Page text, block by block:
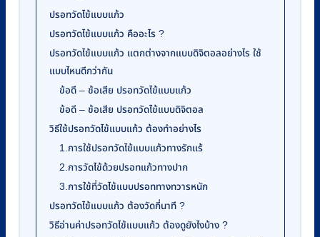
ปรอทวัดไข้แบบแก้ว
ปรอทวัดไข้แบบแก้ว คืออะไร ?
ปรอทวัดไข้แบบแก้ว แตกต่างจากแบบดิจิตอลอย่างไร ใช้
แบบไหนดีกว่ากัน
ข้อดี – ข้อเสีย ปรอทวัดไข้แบบแก้ว
ข้อดี – ข้อเสีย ปรอทวัดไข้แบบดิจิตอล
วิธีใช้ปรอทวัดไข้แบบแก้ว ต้องทำอย่างไร
1.การใช้ปรอทวัดไข้แบบแก้วทางรักแร้
2.การวัดไข้ด้วยปรอทแก้วทางปาก
3.การใช้ที่วัดไข้แบบปรอททางทวารหนัก
ปรอทวัดไข้แบบแก้ว ต้องวัดกี่นาที ?
วิธีอ่านค่าปรอทวัดไข้แบบแก้ว ต้องดูยังไงบ้าง ?